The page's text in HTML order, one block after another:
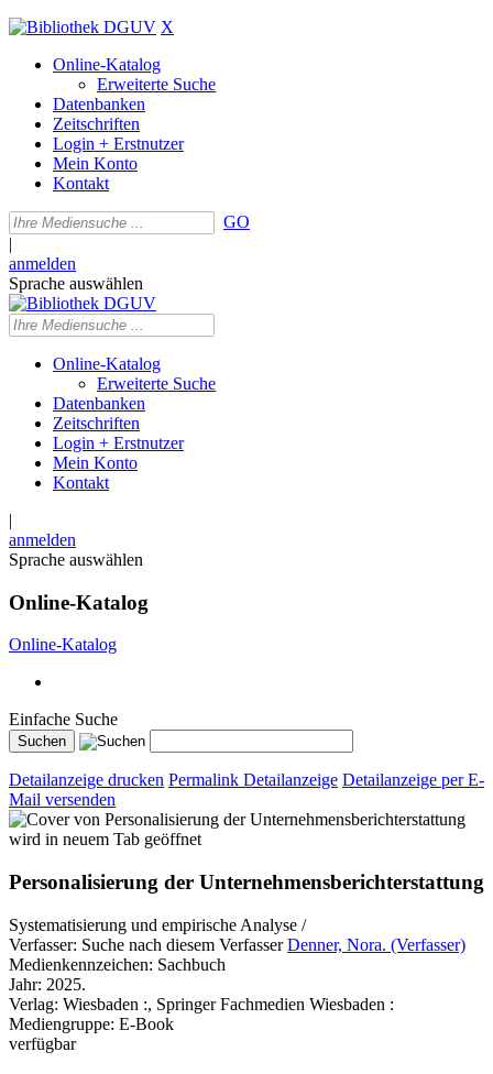
X
Online-Katalog
Erweiterte Suche
Datenbanken
Zeitschriften
Login + Erstnutzer
Mein Konto
Kontakt
GO
|
anmelden
Sprache auswählen
Online-Katalog
Erweiterte Suche
Datenbanken
Zeitschriften
Login + Erstnutzer
Mein Konto
Kontakt
|
anmelden
Sprache auswählen
Online-Katalog
Online-Katalog
Einfache Suche
Detailanzeige drucken Permalink Detailanzeige Detailanzeige per E-
Mail versenden
wird in neuem Tab geöffnet
Personalisierung der Unternehmensberichterstattung
Systematisierung und empirische Analyse /
Verfasser: Suche nach diesem Verfasser Denner, Nora. (Verfasser)
Medienkennzeichen: Sachbuch
Jahr: 2025.
Verlag: Wiesbaden :, Springer Fachmedien Wiesbaden :
Mediengruppe: E-Book
verfügbar